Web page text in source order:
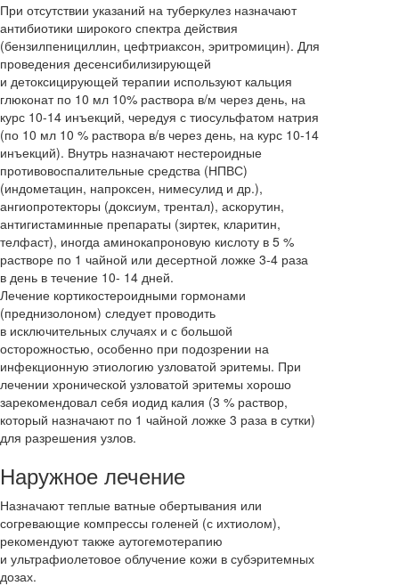
При отсутствии указаний на туберкулез назначают
антибиотики широкого спектра действия
(бензилпенициллин, цефтриаксон, эритромицин). Для
проведения десенсибилизирующей
и детоксицирующей терапии используют кальция
глюконат по 10 мл 10% раствора в/м через день, на
курс 10-14 инъекций, чередуя с тиосульфатом натрия
(по 10 мл 10 % раствора в/в через день, на курс 10-14
инъекций). Внутрь назначают нестероидные
противовоспалительные средства (НПВС)
(индометацин, напроксен, нимесулид и др.),
ангиопротекторы (доксиум, трентал), аскорутин,
антигистаминные препараты (зиртек, кларитин,
телфаст), иногда аминокапроновую кислоту в 5 %
растворе по 1 чайной или десертной ложке 3-4 раза
в день в течение 10- 14 дней.
Лечение кортикостероидными гормонами
(преднизолоном) следует проводить
в исключительных случаях и с большой
осторожностью, особенно при подозрении на
инфекционную этиологию узловатой эритемы. При
лечении хронической узловатой эритемы хорошо
зарекомендовал себя иодид калия (3 % раствор,
который назначают по 1 чайной ложке 3 раза в сутки)
для разрешения узлов.
Наружное лечение
Назначают теплые ватные обертывания или
согревающие компрессы голеней (с ихтиолом),
рекомендуют также аутогемотерапию
и ультрафиолетовое облучение кожи в субэритемных
дозах.